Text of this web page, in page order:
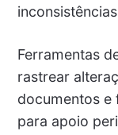
Ferramentas
rastrear
documentos e
para apoio